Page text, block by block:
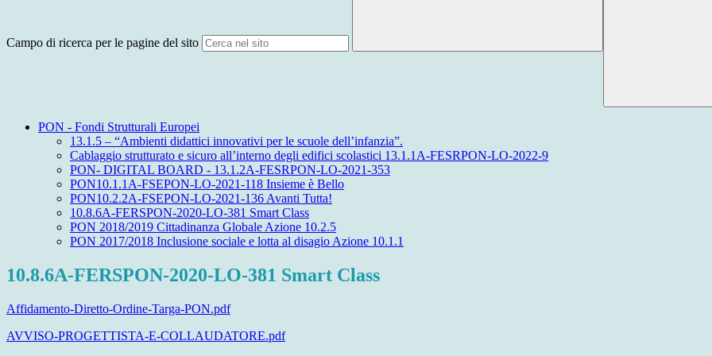
Campo di ricerca per le pagine del sito
PON - Fondi Strutturali Europei
13.1.5 – “Ambienti didattici innovativi per le scuole dell’infanzia”.
Cablaggio strutturato e sicuro all’interno degli edifici scolastici 13.1.1A-FESRPON-LO-2022-9
PON- DIGITAL BOARD - 13.1.2A-FESRPON-LO-2021-353
PON10.1.1A-FSEPON-LO-2021-118 Insieme è Bello
PON10.2.2A-FSEPON-LO-2021-136 Avanti Tutta!
10.8.6A-FERSPON-2020-LO-381 Smart Class
PON 2018/2019 Cittadinanza Globale Azione 10.2.5
PON 2017/2018 Inclusione sociale e lotta al disagio Azione 10.1.1
10.8.6A-FERSPON-2020-LO-381 Smart Class
Affidamento-Diretto-Ordine-Targa-PON.pdf
AVVISO-PROGETTISTA-E-COLLAUDATORE.pdf